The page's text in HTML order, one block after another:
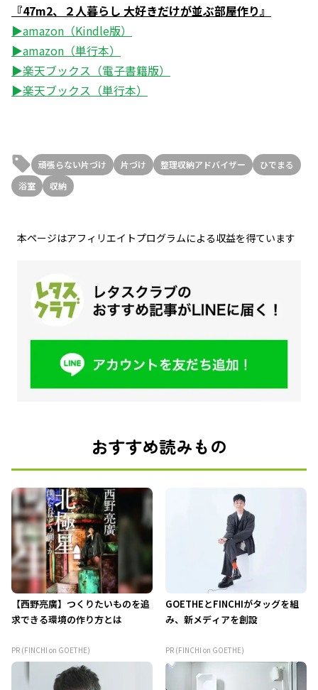
『47m2、２人暮らし 大好きだけが並ぶ部屋作り』
▶amazon（Kindle版）
▶amazon（単行本）
▶楽天ブックス（電子書籍版）
▶楽天ブックス（単行本）
頑張らない片づけ 片づけ 整理収納アドバイザー
ひでまる
浴室
収納
本ページはアフィリエイトプログラムによる収益を得ています
おすすめ読みもの
【西野亮廣】つくりたいものを追
求できる環境の作り方とは
PR (FINCHI on GOETHE)
GOETHEとFINCHIがタッグを組
み、新メディアを創設
PR (FINCHI on GOETHE)